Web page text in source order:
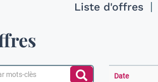
Liste d'offres
Date